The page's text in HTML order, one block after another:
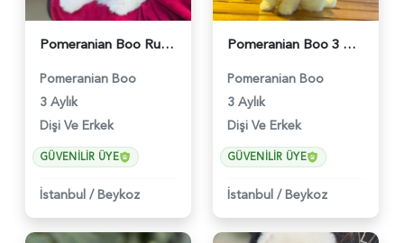
Pomeranian Boo Ruhsatlı Çiftlikten - 6027
Pomeranian Boo
3 Aylık
Dişi Ve Erkek
GÜVENILIR ÜYE
İstanbul / Beykoz
Pomeranian Boo 3 Aylık Safkan Yavrularımız - 6022
Pomeranian Boo
3 Aylık
Dişi Ve Erkek
GÜVENILIR ÜYE
İstanbul / Beykoz